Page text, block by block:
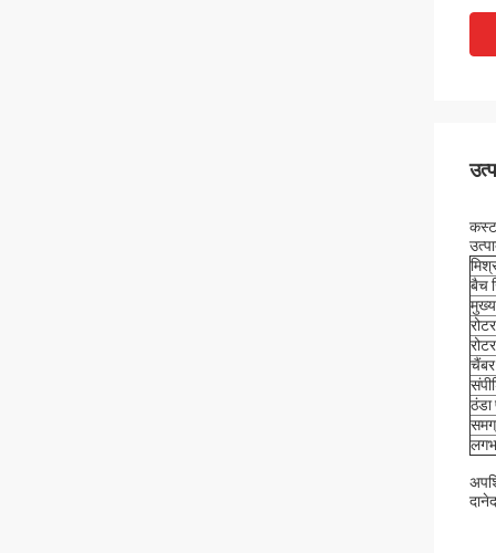
बैच
मुख्य
ठंडा